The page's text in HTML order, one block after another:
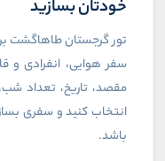
خودتان بسازید
تور گرجستان طاهاگشت
سفر هوایی، انفرادی و
مقصد، تاریخ، تعداد
انتخاب کنید و سفری
باشد.